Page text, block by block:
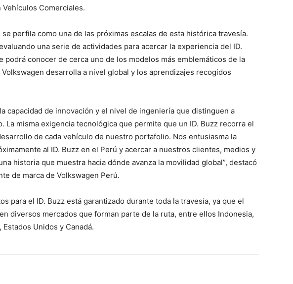
Comerciales.
perfila como una de las próximas escalas de esta histórica travesía.
una serie de actividades para acercar la experiencia del ID.
podrá conocer de cerca uno de los modelos más emblemáticos de la
desarrolla a nivel global y los aprendizajes recogidos
capacidad de innovación y el nivel de ingeniería que distinguen a
La misma exigencia tecnológica que permite que un ID. Buzz recorra el
de cada vehículo de nuestro portafolio. Nos entusiasma la
al ID. Buzz en el Perú y acercar a nuestros clientes, medios y
historia que muestra hacia dónde avanza la movilidad global”, destacó
de marca de Volkswagen Perú.
para el ID. Buzz está garantizado durante toda la travesía, ya que el
diversos mercados que forman parte de la ruta, entre ellos Indonesia,
Unidos y Canadá.